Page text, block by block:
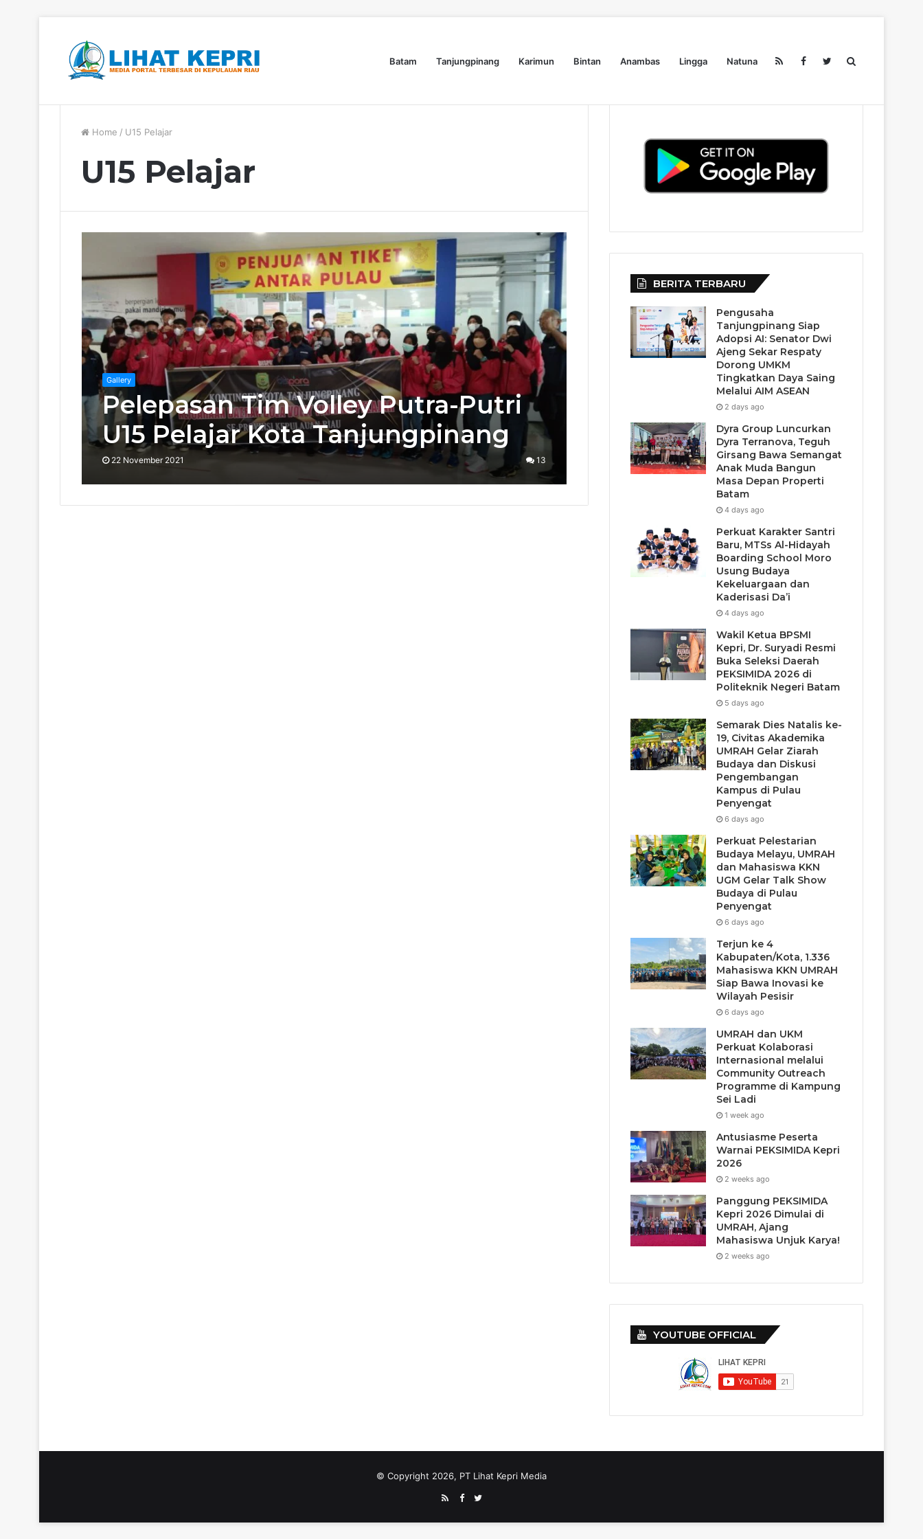
Batam Tanjungpinang Karimun Bintan Anambas Lingga Natuna
Berita Hangat Ekonomi
Home / U15 Pelajar
U15 Pelajar
Gallery
Pelepasan Tim Volley Putra-Putri
U15 Pelajar Kota Tanjungpinang
22 November 2021 13
BERITA TERBARU
Pengusaha
Tanjungpinang Siap
Adopsi AI: Senator Dwi
Ajeng Sekar Respaty
Dorong UMKM
Tingkatkan Daya Saing
Melalui AIM ASEAN
2 days ago
Dyra Group Luncurkan
Dyra Terranova, Teguh
Girsang Bawa Semangat
Anak Muda Bangun
Masa Depan Properti
Batam
4 days ago
Perkuat Karakter Santri
Baru, MTSs Al-Hidayah
Boarding School Moro
Usung Budaya
Kekeluargaan dan
Kaderisasi Da’i
4 days ago
Wakil Ketua BPSMI
Kepri, Dr. Suryadi Resmi
Buka Seleksi Daerah
PEKSIMIDA 2026 di
Politeknik Negeri Batam
5 days ago
Semarak Dies Natalis ke-
19, Civitas Akademika
UMRAH Gelar Ziarah
Budaya dan Diskusi
Pengembangan
Kampus di Pulau
Penyengat
6 days ago
Perkuat Pelestarian
Budaya Melayu, UMRAH
dan Mahasiswa KKN
UGM Gelar Talk Show
Budaya di Pulau
Penyengat
6 days ago
Terjun ke 4
Kabupaten/Kota, 1.336
Mahasiswa KKN UMRAH
Siap Bawa Inovasi ke
Wilayah Pesisir
6 days ago
UMRAH dan UKM
Perkuat Kolaborasi
Internasional melalui
Community Outreach
Programme di Kampung
Sei Ladi
1 week ago
Antusiasme Peserta
Warnai PEKSIMIDA Kepri
2026
2 weeks ago
Panggung PEKSIMIDA
Kepri 2026 Dimulai di
UMRAH, Ajang
Mahasiswa Unjuk Karya!
2 weeks ago
YOUTUBE OFFICIAL
© Copyright 2026, PT Lihat Kepri Media